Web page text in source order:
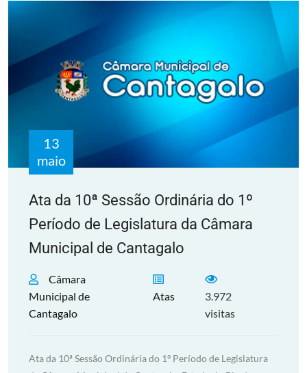
13
maio
Ata da 10ª Sessão Ordinária do 1º
Período de Legislatura da Câmara
Municipal de Cantagalo
Câmara
Municipal de
Cantagalo
Atas
3.972
visitas
Ata da 10ª Sessão Ordinária do 1º Período de Legislatura